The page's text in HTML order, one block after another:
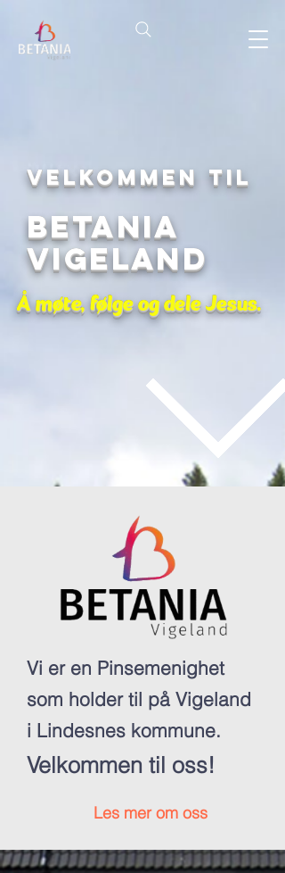
Velkommen til
Betania
Vigeland
Å møte, følge og dele Jesus.
Vi er en Pinsemenighet
som holder til på Vigeland
i Lindesnes kommune.
Velkommen til oss!
Les mer om oss